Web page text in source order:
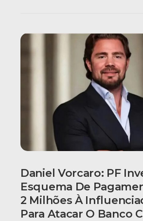
Daniel Vorcaro: PF
Esquema De
2 Milhões À
Para Atacar O Banco